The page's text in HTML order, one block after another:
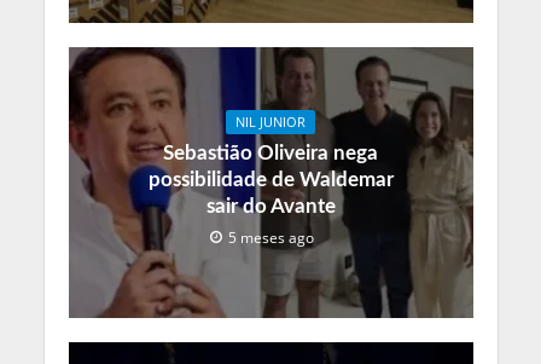
NIL JUNIOR
Sebastião Oliveira nega
possibilidade de Waldemar
sair do Avante
5 meses ago